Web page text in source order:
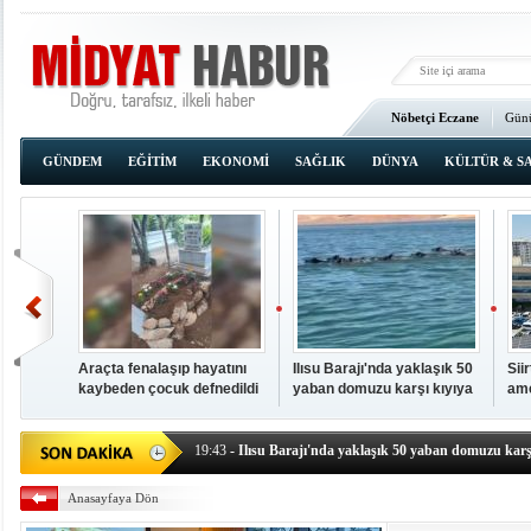
Nöbetçi Eczane
Ana Sayfa
GÜNDEM
EĞİTİM EKONOMİ SAĞLIK DÜNYA KÜLTÜR &
Araçta fenalaşıp hayatını
kaybeden çocuk defnedildi
Ilısu Barajı'nda yaklaşık 50
yaban domuzu karşı kıyıya
- OKUMAK İÇİN TIKLAYIN
19:43 - Ilısu Barajı'nda yaklaşık 50 yaban domuzu
19:42- Hacıoğlu: UMKE ekipleri bilgi, cesaret ve
19:08- HÜDA PAR Şırnak il başkanı Yalçın:
Anasayfaya Dön